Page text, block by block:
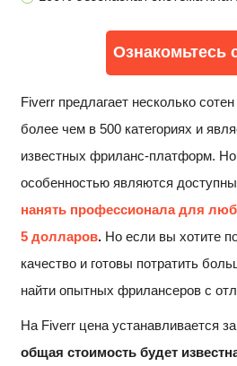
Ознакомьтесь
Fiverr предлагает несколько
более чем в 500 категориях и
известных фриланс-платформ. Но
особенностью являются
нанять профессионала для
5 долларов. Но если вы хотите
качество и готовы потратить
найти опытных фрилансеров с
На Fiverr цена устанавливается за
общая стоимость будет